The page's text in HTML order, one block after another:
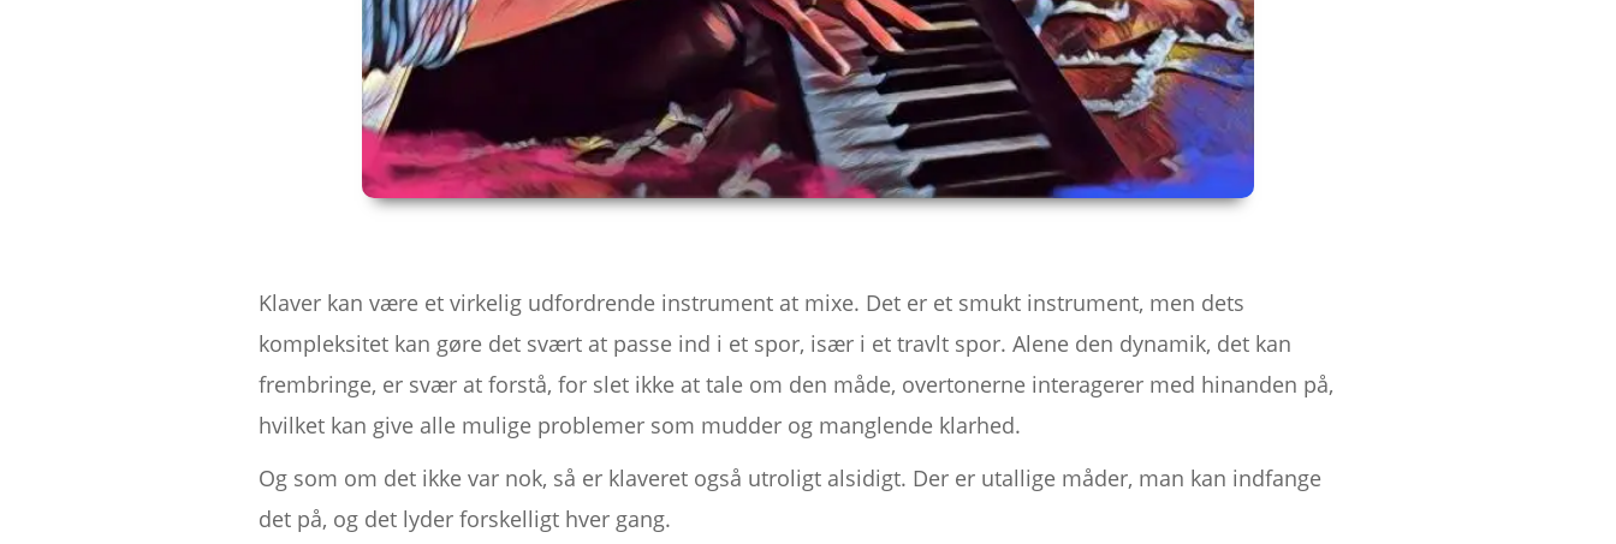
Klaver kan være et virkelig udfordrende instrument at mixe. Det er et smukt instrument, men dets
kompleksitet kan gøre det svært at passe ind i et spor, især i et travlt spor. Alene den dynamik, det kan
frembringe, er svær at forstå, for slet ikke at tale om den måde, overtonerne interagerer med hinanden på,
hvilket kan give alle mulige problemer som mudder og manglende klarhed.
Og som om det ikke var nok, så er klaveret også utroligt alsidigt. Der er utallige måder, man kan indfange
det på, og det lyder forskelligt hver gang.